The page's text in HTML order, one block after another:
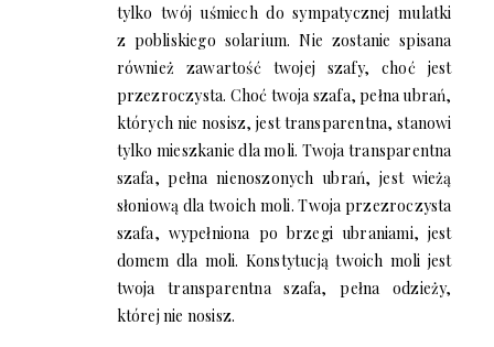
tylko twój uśmiech do sympatycznej mulatki
z pobliskiego solarium. Nie zostanie spisana
również zawartość twojej szafy, choć jest
przezroczysta. Choć twoja szafa, pełna ubrań,
których nie nosisz, jest transparentna, stanowi
tylko mieszkanie dla moli. Twoja transparentna
szafa, pełna nienoszonych ubrań, jest wieżą
słoniową dla twoich moli. Twoja przezroczysta
szafa, wypełniona po brzegi ubraniami, jest
domem dla moli. Konstytucją twoich moli jest
twoja transparentna szafa, pełna odzieży,
której nie nosisz.